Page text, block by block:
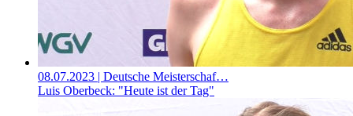
08.07.2023 | Deutsche Meisterschaf…
Luis Oberbeck: "Heute ist der Tag"